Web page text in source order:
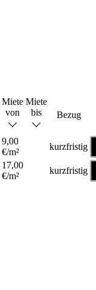
Miete
von
Miete
bis
Bezug
9,00
€/m²
kurzfristig
17,00
€/m²
kurzfristig